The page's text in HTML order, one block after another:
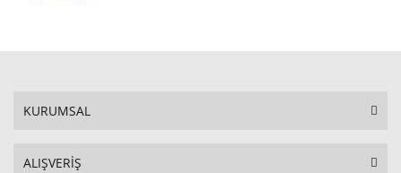
KURUMSAL
ALIŞVERİŞ